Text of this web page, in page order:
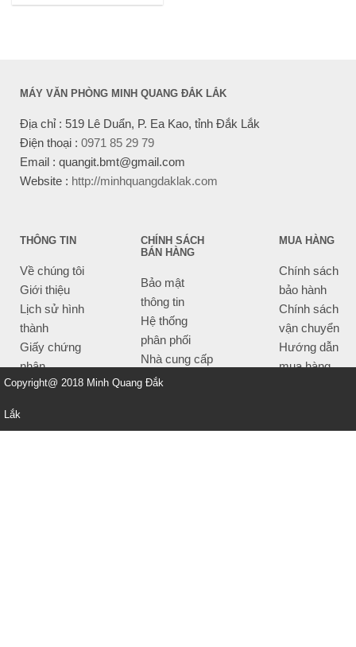
MÁY VĂN PHÒNG MINH QUANG ĐẮK LẮK
Địa chỉ : 519 Lê Duẩn, P. Ea Kao, tỉnh Đắk Lắk
Điện thoại : 0971 85 29 79
Email : quangit.bmt@gmail.com
Website : http://minhquangdaklak.com
THÔNG TIN
Về chúng tôi
Giới thiệu
Lịch sử hình
thành
Giấy chứng
nhận
CHÍNH SÁCH
BÁN HÀNG
Bảo mật
thông tin
Hệ thống
phân phối
Nhà cung cấp
Tiêu chí bán
MUA HÀNG
Chính sách
bảo hành
Chính sách
vận chuyển
Hướng dẫn
mua hàng
Copyright@ 2018 Minh Quang Đắk
Lắk